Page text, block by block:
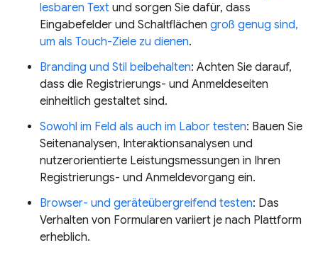
lesbaren Text und sorgen Sie dafür, dass
Eingabefelder und Schaltflächen groß genug sind,
um als Touch-Ziele zu dienen.
Branding und Stil beibehalten: Achten Sie darauf,
dass die Registrierungs- und Anmeldeseiten
einheitlich gestaltet sind.
Sowohl im Feld als auch im Labor testen: Bauen Sie
Seitenanalysen, Interaktionsanalysen und
nutzerorientierte Leistungsmessungen in Ihren
Registrierungs- und Anmeldevorgang ein.
Browser- und geräteübergreifend testen: Das
Verhalten von Formularen variiert je nach Plattform
erheblich.